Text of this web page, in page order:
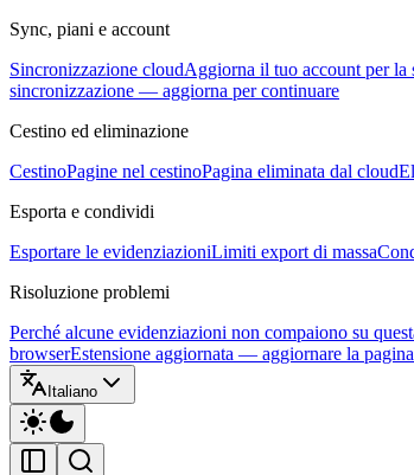
Sync, piani e account
Sincronizzazione cloudAggiorna il tuo account per la
sincronizzazione — aggiorna per continuare
Cestino ed eliminazione
CestinoPagine nel cestinoPagina eliminata dal cloud
Esporta e condividi
Esportare le evidenziazioniLimiti export di massa
Risoluzione problemi
Perché alcune evidenziazioni non compaiono su
browserEstensione aggiornata — aggiornare la pagina
Italiano